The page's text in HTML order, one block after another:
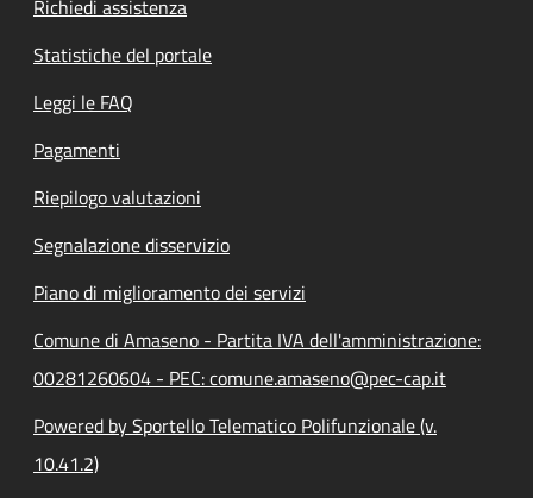
Richiedi assistenza
Statistiche del portale
Leggi le FAQ
Pagamenti
Riepilogo valutazioni
Segnalazione disservizio
Piano di miglioramento dei servizi
Comune di Amaseno - Partita IVA dell'amministrazione:
00281260604 - PEC: comune.amaseno@pec-cap.it
Powered by Sportello Telematico Polifunzionale (v.
10.41.2)